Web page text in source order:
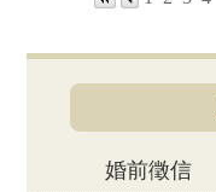
婚前徵信